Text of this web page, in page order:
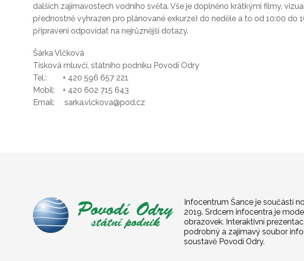
dalších zajímavostech vodního světa. Vše je doplněno krátkými filmy,
přednostně vyhrazen pro plánované exkurze) do neděle a to od 10:00
připraveni odpovídat na nejrůznější dotazy.
Šárka Vlčková
Tisková mluvčí, státního podniku Povodí Odry
Tel.: + 420 596 657 221
Mobil: + 420 602 715 643
Email: sarka.vlckova@pod.cz
Infocentrum Šance je součástí
2019. Srdcem infocentra je
obrazovek. Interaktivní
podrobný a zajímavý soubor
soustavě Povodí Odry.